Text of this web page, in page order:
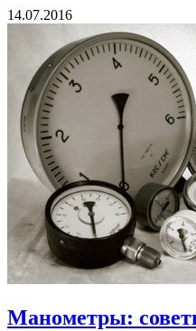
14.07.2016
Манометры: